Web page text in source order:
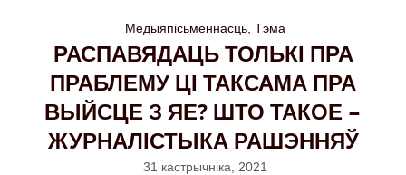
Медыяпісьменнасць Тэма
РАСПАВЯДАЦЬ ТОЛЬКІ ПРА
ПРАБЛЕМУ ЦІ ТАКСАМА ПРА
ВЫЙСЦЕ З ЯЕ? ШТО ТАКОЕ –
ЖУРНАЛІСТЫКА РАШЭННЯЎ
31 кастрычніка, 2021